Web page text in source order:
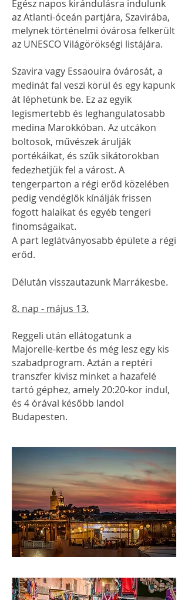
Egész napos kirándulásra indulunk
az Atlanti-óceán partjára, Szavirába,
melynek történelmi óvárosa felkerült
az UNESCO Világörökségi listájára.
Szavira vagy Essaouira óvárosát, a
medinát fal veszi körül és egy kapunk
át léphetünk be. Ez az egyik
legismertebb és leghangulatosabb
medina Marokkóban. Az utcákon
boltosok, művészek árulják
portékáikat, és szűk sikátorokban
fedezhetjük fel a várost. A
tengerparton a régi erőd közelében
pedig vendéglők kínálják frissen
fogott halaikat és egyéb tengeri
finomságaikat.
A part leglátványosabb épülete a régi
erőd.
Délután visszautazunk Marrákesbe.
8. nap - május 13.
Reggeli után ellátogatunk a
Majorelle-kertbe és még lesz egy kis
szabadprogram. Aztán a reptéri
transzfer kivisz minket a hazafelé
tartó géphez, amely 20:20-kor indul,
és 4 órával később landol
Budapesten.